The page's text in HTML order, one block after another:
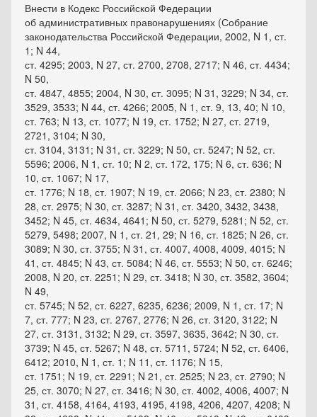
Внести в Кодекс Российской Федерации
об административных правонарушениях (Собрание
законодательства Российской Федерации, 2002, N 1, ст.
1; N 44,
ст. 4295; 2003, N 27, ст. 2700, 2708, 2717; N 46, ст. 4434;
N 50,
ст. 4847, 4855; 2004, N 30, ст. 3095; N 31, 3229; N 34, ст.
3529, 3533; N 44, ст. 4266; 2005, N 1, ст. 9, 13, 40; N 10,
ст. 763; N 13, ст. 1077; N 19, ст. 1752; N 27, ст. 2719,
2721, 3104; N 30,
ст. 3104, 3131; N 31, ст. 3229; N 50, ст. 5247; N 52, ст.
5596; 2006, N 1, ст. 10; N 2, ст. 172, 175; N 6, ст. 636; N
10, ст. 1067; N 17,
ст. 1776; N 18, ст. 1907; N 19, ст. 2066; N 23, ст. 2380; N
28, ст. 2975; N 30, ст. 3287; N 31, ст. 3420, 3432, 3438,
3452; N 45, ст. 4634, 4641; N 50, ст. 5279, 5281; N 52, ст.
5279, 5498; 2007, N 1, ст. 21, 29; N 16, ст. 1825; N 26, ст.
3089; N 30, ст. 3755; N 31, ст. 4007, 4008, 4009, 4015; N
41, ст. 4845; N 43, ст. 5084; N 46, ст. 5553; N 50, ст. 6246;
2008, N 20, ст. 2251; N 29, ст. 3418; N 30, ст. 3582, 3604;
N 49,
ст. 5745; N 52, ст. 6227, 6235, 6236; 2009, N 1, ст. 17; N
7, ст. 777; N 23, ст. 2767, 2776; N 26, ст. 3120, 3122; N
27, ст. 3131, 3132; N 29, ст. 3597, 3635, 3642; N 30, ст.
3739; N 45, ст. 5267; N 48, ст. 5711, 5724; N 52, ст. 6406,
6412; 2010, N 1, ст. 1; N 11, ст. 1176; N 15,
ст. 1751; N 19, ст. 2291; N 21, ст. 2525; N 23, ст. 2790; N
25, ст. 3070; N 27, ст. 3416; N 30, ст. 4002, 4006, 4007; N
31, ст. 4158, 4164, 4193, 4195, 4198, 4206, 4207, 4208; N